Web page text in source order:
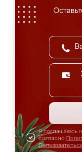
Я соглашаюсь
согласно